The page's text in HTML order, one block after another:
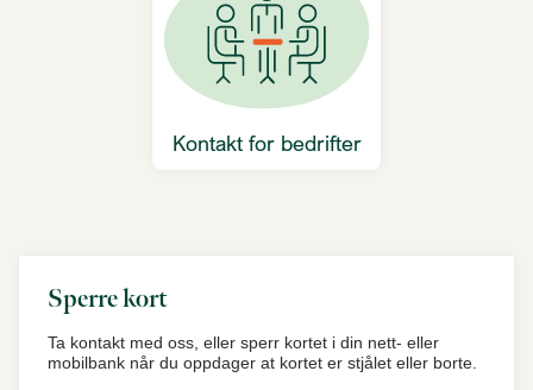
Kontakt for bedrifter
Sperre kort
Ta kontakt med oss, eller sperr kortet i din nett- eller
mobilbank når du oppdager at kortet er stjålet eller borte.